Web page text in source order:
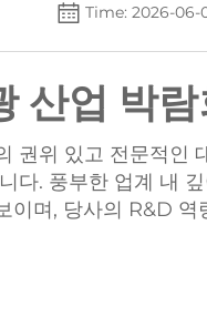
Time: 2026-06-
산업 박
권위 있고 전문적
다. 풍부한 업계 내
이며, 당사의 R&D